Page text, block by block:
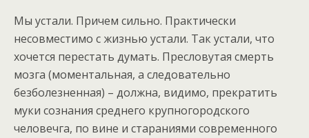
Мы устали. Причем сильно. Практически
несовместимо с жизнью устали. Так устали, что
хочется перестать думать. Пресловутая смерть
мозга (моментальная, а следовательно
безболезненная) – должна, видимо, прекратить
муки сознания среднего крупногородского
человечга, по вине и стараниями современного